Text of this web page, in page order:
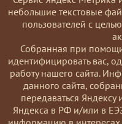
небольшие текстовые
пользователей с
Coбранная при
идентифицировать вас,
работу нашего сайта.
данного сайта,
передаваться
Яндекса в РФ и/или в